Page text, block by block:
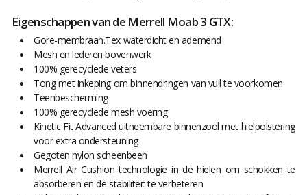
Eigenschappen van de Merrell Moab 3 GTX:
Gore-membraan.Tex waterdicht en ademend
Mesh en lederen bovenwerk
100% gerecyclede veters
Tong met inkeping om binnendringen van vuil te voorkomen
Teenbescherming
100% gerecyclede mesh voering
Kinetic Fit Advanced uitneembare binnenzool met hielpolstering
voor extra ondersteuning
Gegoten nylon scheenbeen
Merrell Air Cushion technologie in de hielen om schokken te
absorberen en de stabiliteit te verbeteren